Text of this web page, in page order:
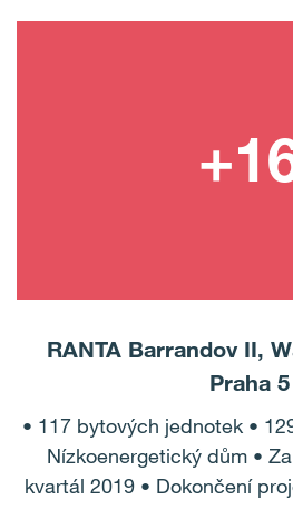
RANTA Barrandov II,
Praha 5
• 117 bytových jednotek •
Nízkoenergetický dům •
kvartál 2019 • Dokončení